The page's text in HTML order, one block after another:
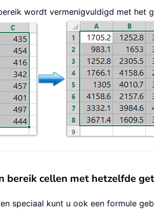
wordt vermenigvuldigd met het
bereik cellen met hetzelfde
speciaal kunt u ook een formule